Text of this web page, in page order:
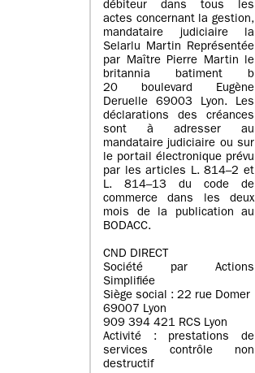
débiteur dans tous les
actes concernant la gestion,
mandataire judiciaire la
Selarlu Martin Représentée
par Maître Pierre Martin le
britannia batiment b
20 boulevard Eugène
Deruelle 69003 Lyon. Les
déclarations des créances
sont à adresser au
mandataire judiciaire ou sur
le portail électronique prévu
par les articles L. 814–2 et
L. 814–13 du code de
commerce dans les deux
mois de la publication au
BODACC.
CND DIRECT
Société par Actions
Simplifiée
Siège social : 22 rue Domer
69007 Lyon
909 394 421 RCS Lyon
Activité : prestations de
services contrôle non
destructif